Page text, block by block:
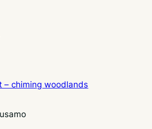
– chiming woodlands